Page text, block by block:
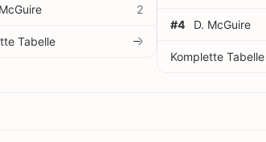
2
Tabelle
#4 D. McGuire
Komplette Tabelle